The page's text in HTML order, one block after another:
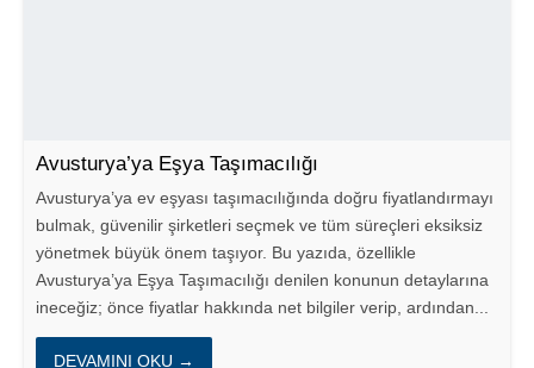
Avusturya’ya Eşya Taşımacılığı
Avusturya’ya ev eşyası taşımacılığında doğru fiyatlandırmayı
bulmak, güvenilir şirketleri seçmek ve tüm süreçleri eksiksiz
yönetmek büyük önem taşıyor. Bu yazıda, özellikle
Avusturya’ya Eşya Taşımacılığı denilen konunun detaylarına
ineceğiz; önce fiyatlar hakkında net bilgiler verip, ardından...
DEVAMINI OKU →